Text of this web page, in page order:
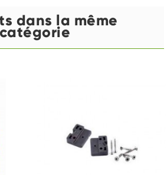
dans la même
catégorie